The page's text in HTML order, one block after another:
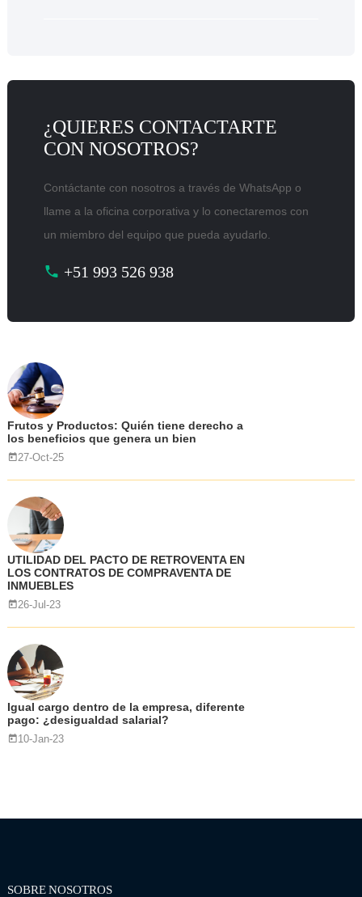
¿QUIERES CONTACTARTE
CON NOSOTROS?
Contáctante con nosotros a través de WhatsApp o
llame a la oficina corporativa y lo conectaremos con
un miembro del equipo que pueda ayudarlo.
+51 993 526 938
Frutos y Productos: Quién tiene derecho a
los beneficios que genera un bien
27-Oct-25
UTILIDAD DEL PACTO DE RETROVENTA EN
LOS CONTRATOS DE COMPRAVENTA DE
INMUEBLES
26-Jul-23
Igual cargo dentro de la empresa, diferente
pago: ¿desigualdad salarial?
10-Jan-23
SOBRE NOSOTROS